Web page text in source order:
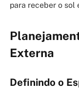
para receber o sol
Externa
Definindo o